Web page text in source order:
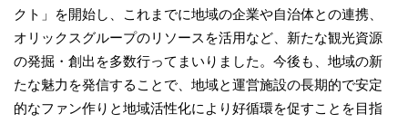
クト」を開始し、これまでに地域の企業や自治体との連携、
オリックスグループのリソースを活用など、新たな観光資源
の発掘・創出を多数行ってまいりました。今後も、地域の新
たな魅力を発信することで、地域と運営施設の長期的で安定
的なファン作りと地域活性化により好循環を促すことを目指